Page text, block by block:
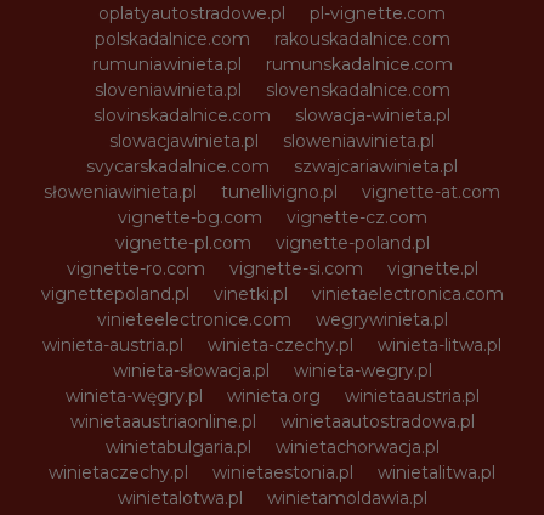
oplatyautostradowe.pl
pl-vignette.com
polskadalnice.com
rakouskadalnice.com
rumuniawinieta.pl
rumunskadalnice.com
sloveniawinieta.pl
slovenskadalnice.com
slovinskadalnice.com
slowacja-winieta.pl
slowacjawinieta.pl
sloweniawinieta.pl
svycarskadalnice.com
szwajcariawinieta.pl
słoweniawinieta.pl
tunellivigno.pl
vignette-at.com
vignette-bg.com
vignette-cz.com
vignette-pl.com
vignette-poland.pl
vignette-ro.com
vignette-si.com
vignette.pl
vignettepoland.pl
vinetki.pl
vinietaelectronica.com
vinieteelectronice.com
wegrywinieta.pl
winieta-austria.pl
winieta-czechy.pl
winieta-litwa.pl
winieta-słowacja.pl
winieta-wegry.pl
winieta-węgry.pl
winieta.org
winietaaustria.pl
winietaaustriaonline.pl
winietaautostradowa.pl
winietabulgaria.pl
winietachorwacja.pl
winietaczechy.pl
winietaestonia.pl
winietalitwa.pl
winietalotwa.pl
winietamoldawia.pl